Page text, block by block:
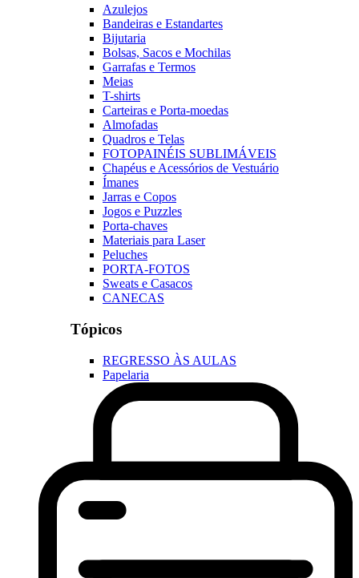
Azulejos
Bandeiras e Estandartes
Bijutaria
Bolsas, Sacos e Mochilas
Garrafas e Termos
Meias
T-shirts
Carteiras e Porta-moedas
Almofadas
Quadros e Telas
FOTOPAINÉIS SUBLIMÁVEIS
Chapéus e Acessórios de Vestuário
Ímanes
Jarras e Copos
Jogos e Puzzles
Porta-chaves
Materiais para Laser
Peluches
PORTA-FOTOS
Sweats e Casacos
CANECAS
Tópicos
REGRESSO ÀS AULAS
Papelaria